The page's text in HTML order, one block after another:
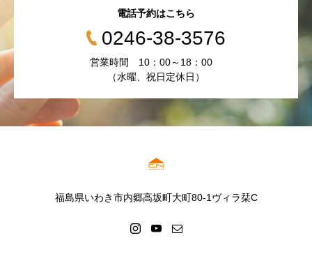
電話予約はこちら
0246-38-3576
営業時間 10：00～18：00
（水曜、祝日定休日）
福島県いわき市内郷高坂町大町80-1ヴィラ栞C